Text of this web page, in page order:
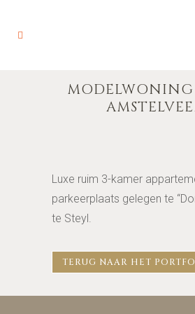
MODELWONING
Luxe ruim 3-kamer
parkeerplaats gelegen te
te Steyl.
TERUG NAAR HET